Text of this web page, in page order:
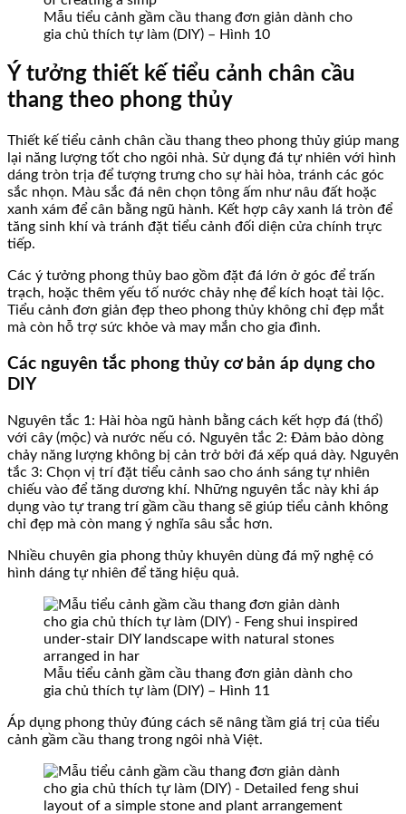
Mẫu tiểu cảnh gầm cầu thang đơn giản dành cho
gia chủ thích tự làm (DIY) – Hình 10
Ý tưởng thiết kế tiểu cảnh chân cầu
thang theo phong thủy
Thiết kế tiểu cảnh chân cầu thang theo phong thủy giúp mang
lại năng lượng tốt cho ngôi nhà. Sử dụng đá tự nhiên với hình
dáng tròn trịa để tượng trưng cho sự hài hòa, tránh các góc
sắc nhọn. Màu sắc đá nên chọn tông ấm như nâu đất hoặc
xanh xám để cân bằng ngũ hành. Kết hợp cây xanh lá tròn để
tăng sinh khí và tránh đặt tiểu cảnh đối diện cửa chính trực
tiếp.
Các ý tưởng phong thủy bao gồm đặt đá lớn ở góc để trấn
trạch, hoặc thêm yếu tố nước chảy nhẹ để kích hoạt tài lộc.
Tiểu cảnh đơn giản đẹp theo phong thủy không chỉ đẹp mắt
mà còn hỗ trợ sức khỏe và may mắn cho gia đình.
Các nguyên tắc phong thủy cơ bản áp dụng cho
DIY
Nguyên tắc 1: Hài hòa ngũ hành bằng cách kết hợp đá (thổ)
với cây (mộc) và nước nếu có. Nguyên tắc 2: Đảm bảo dòng
chảy năng lượng không bị cản trở bởi đá xếp quá dày. Nguyên
tắc 3: Chọn vị trí đặt tiểu cảnh sao cho ánh sáng tự nhiên
chiếu vào để tăng dương khí. Những nguyên tắc này khi áp
dụng vào tự trang trí gầm cầu thang sẽ giúp tiểu cảnh không
chỉ đẹp mà còn mang ý nghĩa sâu sắc hơn.
Nhiều chuyên gia phong thủy khuyên dùng đá mỹ nghệ có
hình dáng tự nhiên để tăng hiệu quả.
Mẫu tiểu cảnh gầm cầu thang đơn giản dành cho
gia chủ thích tự làm (DIY) – Hình 11
Áp dụng phong thủy đúng cách sẽ nâng tầm giá trị của tiểu
cảnh gầm cầu thang trong ngôi nhà Việt.